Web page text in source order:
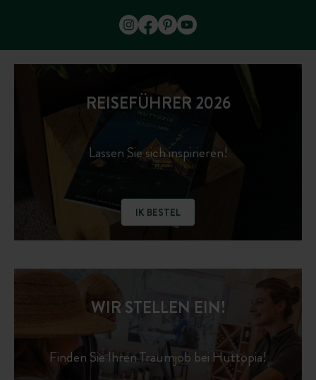
REISEFÜHRER 2026
Lassen Sie sich inspirieren!
IK BESTEL
WIR STELLEN EIN!
Finden Sie Ihren Traumjob bei Huttopia!